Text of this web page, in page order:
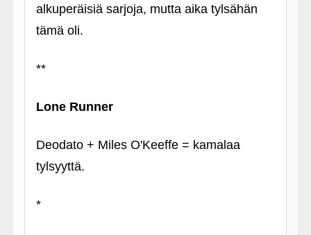
alkuperäisiä sarjoja, mutta aika tylsähän
tämä oli.
**
Lone Runner
Deodato + Miles O'Keeffe = kamalaa
tylsyyttä.
*